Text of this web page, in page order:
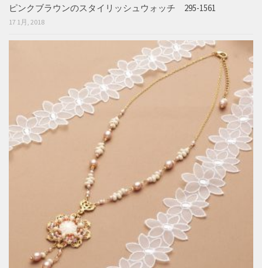
ピンクブラウンのスタイリッシュウォッチ 295-1561
17 1月, 2018